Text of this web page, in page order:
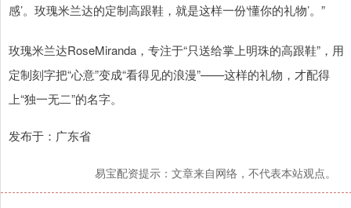
感’。玫瑰米兰达的定制高跟鞋，就是这样一份‘懂你的礼物’。”
玫瑰米兰达RoseMiranda，专注于“只送给掌上明珠的高跟鞋”，用
定制刻字把“心意”变成“看得见的浪漫”——这样的礼物，才配得
上“独一无二”的名字。
发布于：广东省
易宝配资提示：文章来自网络，不代表本站观点。